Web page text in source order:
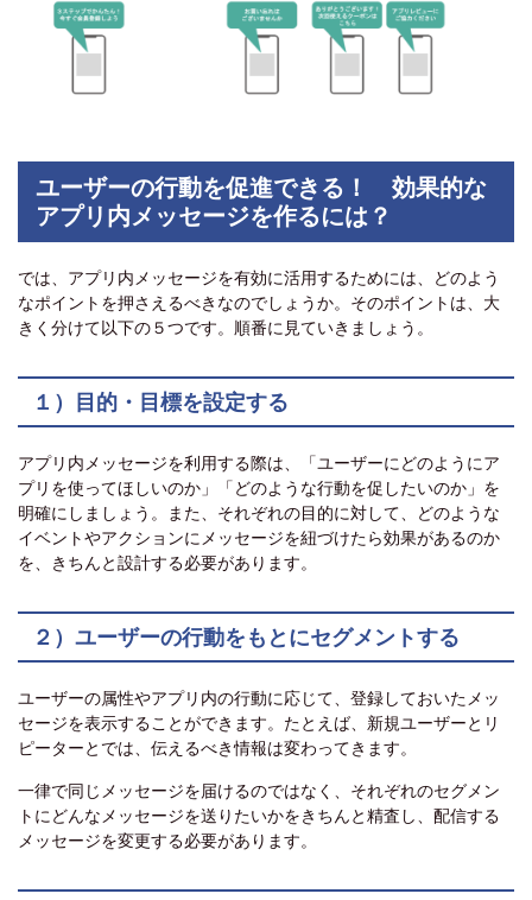
ユーザーの行動を促進できる！ 効果的な
アプリ内メッセージを作るには？
では、アプリ内メッセージを有効に活用するためには、どのよう
なポイントを押さえるべきなのでしょうか。そのポイントは、大
きく分けて以下の５つです。順番に見ていきましょう。
１）目的・目標を設定する
アプリ内メッセージを利用する際は、「ユーザーにどのようにア
プリを使ってほしいのか」「どのような行動を促したいのか」を
明確にしましょう。また、それぞれの目的に対して、どのような
イベントやアクションにメッセージを紐づけたら効果があるのか
を、きちんと設計する必要があります。
２）ユーザーの行動をもとにセグメントする
ユーザーの属性やアプリ内の行動に応じて、登録しておいたメッ
セージを表示することができます。たとえば、新規ユーザーとリ
ピーターとでは、伝えるべき情報は変わってきます。
一律で同じメッセージを届けるのではなく、それぞれのセグメン
トにどんなメッセージを送りたいかをきちんと精査し、配信する
メッセージを変更する必要があります。